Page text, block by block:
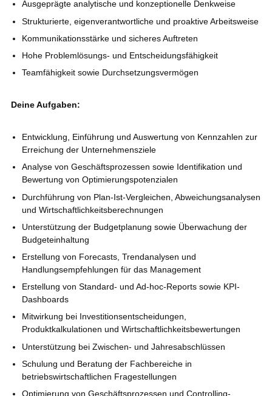
Ausgeprägte analytische und konzeptionelle Denkweise
Strukturierte, eigenverantwortliche und proaktive Arbeitsweise
Kommunikationsstärke und sicheres Auftreten
Hohe Problemlösungs- und Entscheidungsfähigkeit
Teamfähigkeit sowie Durchsetzungsvermögen
Deine Aufgaben:
Entwicklung, Einführung und Auswertung von Kennzahlen zur
Erreichung der Unternehmensziele
Analyse von Geschäftsprozessen sowie Identifikation und
Bewertung von Optimierungspotenzialen
Durchführung von Plan-Ist-Vergleichen, Abweichungsanalysen
und Wirtschaftlichkeitsberechnungen
Unterstützung der Budgetplanung sowie Überwachung der
Budgeteinhaltung
Erstellung von Forecasts, Trendanalysen und
Handlungsempfehlungen für das Management
Erstellung von Standard- und Ad-hoc-Reports sowie KPI-
Dashboards
Mitwirkung bei Investitionsentscheidungen,
Produktkalkulationen und Wirtschaftlichkeitsbewertungen
Unterstützung bei Zwischen- und Jahresabschlüssen
Schulung und Beratung der Fachbereiche in
betriebswirtschaftlichen Fragestellungen
Optimierung von Geschäftsprozessen und Controlling-